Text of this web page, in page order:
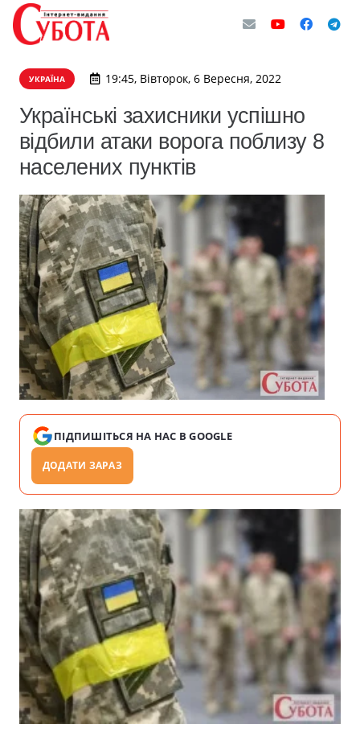
УКРАЇНА 19:45, Вівторок, 6 Вересня, 2022
Українські захисники успішно
відбили атаки ворога поблизу 8
населених пунктів
ПІДПИШІТЬСЯ НА НАС В GOOGLE
ДОДАТИ ЗАРАЗ